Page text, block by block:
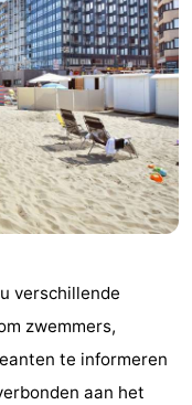
verschillende
zwemmers,
te informeren
aan het